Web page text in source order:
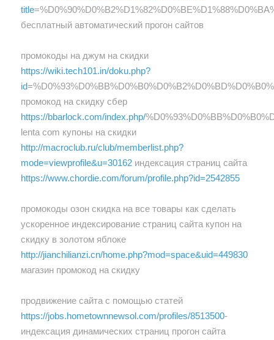
title
бесплатный автоматический прогон сайтов
промокоды на джум на скидки
https://wiki.tech101.in/doku.php?
id
промокод на скидку сбер
https://bbarlock.com/index.php/
lenta com купоны на скидки
http://macroclub.ru/club/memberlist.php?
mode=viewprofile&u=30162 индексация страниц сайта
https://www.chordie.com/forum/profile.php?id=2542855
промокоды озон скидка на все товары как сделать
ускоренное индексирование страниц сайта купон на
скидку в золотом яблоке
http://jianchilianzi.cn/home.php?mod=space&uid=449830
магазин промокод на скидку
продвижение сайта с помощью статей
https://jobs.hometownnewsol.com/profiles/8513500-
индексация динамических страниц прогон сайта